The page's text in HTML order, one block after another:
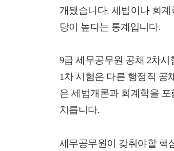
개됐습니다. 세법이나 회
당이 높다는 통계입니다.
9급 세무공무원 공채 2차
1차 시험은 다른 행정직 공
은 세법개론과 회계학을
치릅니다.
세무공무원이 갖춰야할 핵